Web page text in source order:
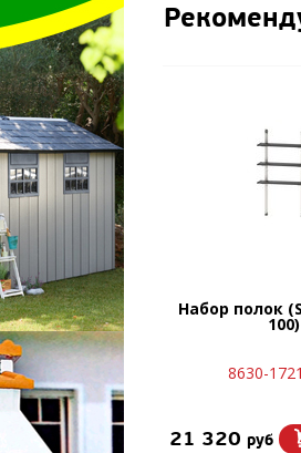
Набор полок
100)
8630-
21 320 руб